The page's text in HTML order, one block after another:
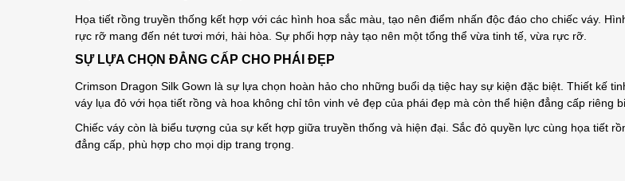
Họa tiết rồng truyền thống kết hợp với các hình hoa sắc màu, tạo nên điểm nhấn độc đáo cho chiếc váy.
rực rỡ mang đến nét tươi mới, hài hòa. Sự phối hợp này tạo nên một tổng thể vừa tinh tế, vừa rực rỡ.
SỰ LỰA CHỌN ĐẲNG CẤP CHO PHÁI ĐẸP
Crimson Dragon Silk Gown là sự lựa chọn hoàn hảo cho những buổi dạ tiệc hay sự kiện đặc biệt. Thiết kế
váy lụa đỏ với họa tiết rồng và hoa không chỉ tôn vinh vẻ đẹp của phái đẹp mà còn thể hiện đẳng cấp riêng
Chiếc váy còn là biểu tượng của sự kết hợp giữa truyền thống và hiện đại. Sắc đỏ quyền lực cùng họa tiết
đẳng cấp, phù hợp cho mọi dịp trang trọng.